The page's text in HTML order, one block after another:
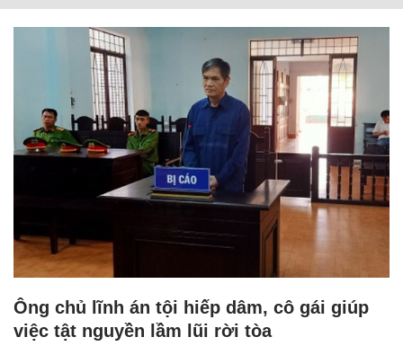
Ông chủ lĩnh án tội hiếp dâm, cô gái giúp
việc tật nguyền lầm lũi rời tòa